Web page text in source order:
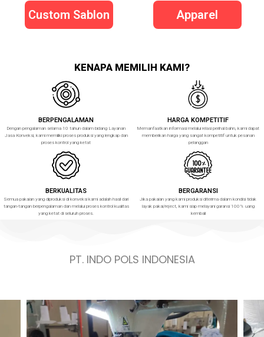
Custom Sablon Apparel
KENAPA MEMILIH KAMI?
BERPENGALAMAN
Dengan pengalaman selama 10 tahun dalam bidang Layanan
Jasa Konveksi, kami memiliki proses produksi yang lengkap dan
proses kontrol yang ketat
HARGA KOMPETITIF
Memanfaatkan informasi melalui relasi perihal bahn, kami dapat
memberikan harga yang sangat kompetitif untuk pesanan
pelanggan
BERKUALITAS
Semua pakaian yang diproduksi di konveksi kami adalah hasil dari
tangan-tangan berpengalaman dan melalui proses kontrol kualitas
yang ketat di seluruh proses.
BERGARANSI
Jika pakaian yang kami produksi diterima dalam kondisi tidak
layak pakai/reject, kami siap melayani garansi 100% uang
kembali
PT. INDO POLS INDONESIA